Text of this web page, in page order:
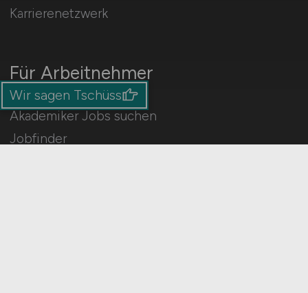
Für Arbeitnehmer
Akademiker Jobs suchen
Jobfinder
Karrierenetzwerk
Wir sagen Tschüss